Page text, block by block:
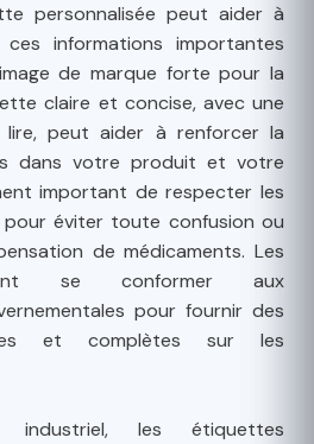
personnalisée peut aider à
informations importantes
de marque forte pour la
claire et concise, avec une
peut aider à renforcer la
dans votre produit et votre
important de respecter les
éviter toute confusion ou
de médicaments. Les
se conformer aux
pour fournir des
et complètes sur les
les étiquettes